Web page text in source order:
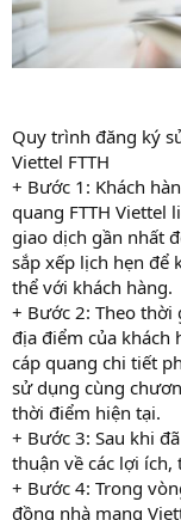
Quy trình đăng ký
Viettel FTTH
+ Bước 1: Khách
quang FTTH Viettel
giao dịch gần nhất
sắp xếp lịch hẹn để
thể với khách hàng.
+ Bước 2: Theo thời
địa điểm của khách
cáp quang chi tiết
sử dụng cùng
thời điểm hiện tại.
+ Bước 3: Sau khi
thuận về các lợi
+ Bước 4: Trong
đồng nhà mạng